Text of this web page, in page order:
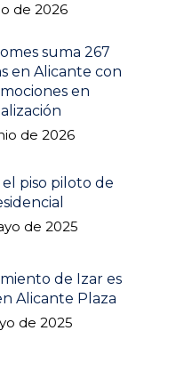
de 2026
suma 267
en Alicante con
en
de 2026
el piso piloto de
de 2025
de Izar es
Alicante Plaza
de 2025
Promociones
Driza Residencial
Amarre
Quiénes somos
Noticias